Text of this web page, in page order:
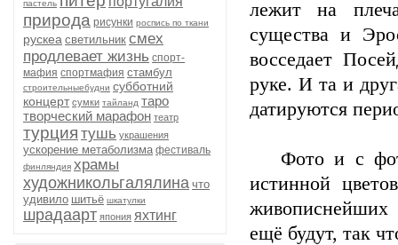
пастель
природа рисунки роспись по ткани
рускеа светильник смех
продлевает жизнь спорт-
мафия спортмафия стамбул
строительныебудни субботний
концерт сумки тайланд таро
творческий марафон театр
турция тушь украшения
ускорение метаболизма фестиваль
финляндия храмы
художникольгалялина что
удивило шитьё шкатулки
шрадаарт япония яхтинг
лежит на
существа и
восседает
руке. И та и
датируются
Фото и с
истинной
живописнейших
ещё будут, так